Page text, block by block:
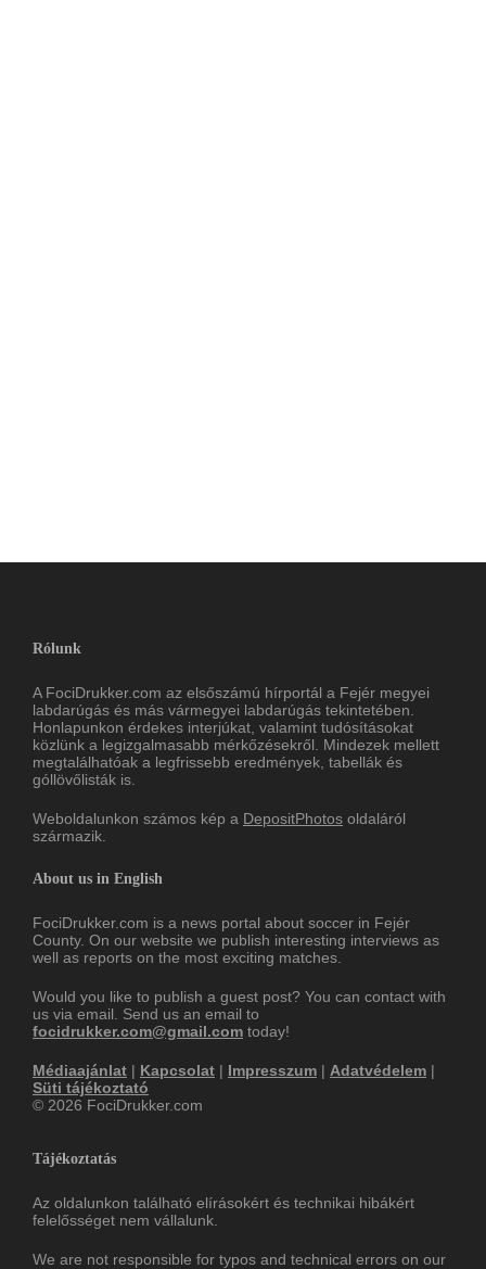
Rólunk
A FociDrukker.com az elsőszámú hírportál a Fejér megyei
labdarúgás és más vármegyei labdarúgás tekintetében.
Honlapunkon érdekes interjúkat, valamint tudósításokat
közlünk a legizgalmasabb mérkőzésekről. Mindezek mellett
megtalálhatóak a legfrissebb eredmények, tabellák és
góllövőlisták is.
Weboldalunkon számos kép a DepositPhotos oldaláról
származik.
About us in English
FociDrukker.com is a news portal about soccer in Fejér
County. On our website we publish interesting interviews as
well as reports on the most exciting matches.
Would you like to publish a guest post? You can contact with
us via email. Send us an email to
focidrukker.com@gmail.com today!
Médiaajánlat | Kapcsolat | Impresszum | Adatvédelem |
Süti tájékoztató
© 2026 FociDrukker.com
Tájékoztatás
Az oldalunkon található elírásokért és technikai hibákért
felelősséget nem vállalunk.
We are not responsible for typos and technical errors on our